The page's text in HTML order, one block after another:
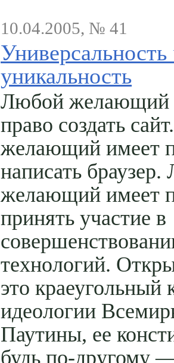
10.04.2005, № 41
Универсальность
уникальность
Любой желающий
право создать
желающий имеет
написать
желающий имеет
принять участие в
технологий.
это краеугольный
идеологии
Паутины, ее
будь по-другому